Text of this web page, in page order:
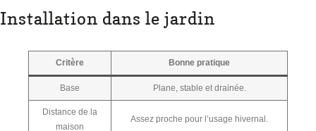
Installation dans le jardin
Critère Bonne pratique
Base Plane, stable et drainée.
Distance de la
maison
Assez proche pour l’usage hivernal.